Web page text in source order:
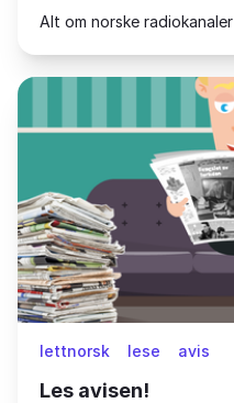
Alt om norske radiokanaler
lettnorsk lese avis
Les avisen!